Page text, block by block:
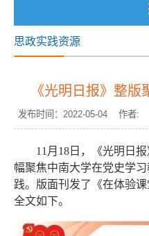
思政实践资源
《光明日报》整
发布时间：2022-05-04 作
11月18日，《光明日
幅聚焦中南大学在党史学
践。版面刊发了《在体验
全文如下。